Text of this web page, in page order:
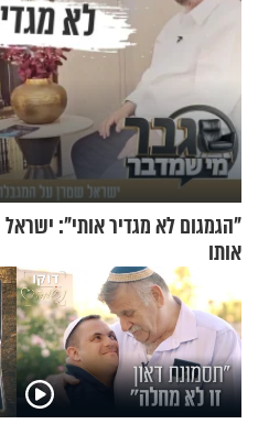
"הגמגום לא מגדיר אותי":
אותו